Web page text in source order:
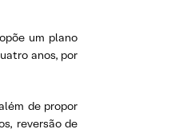
um plano
anos, por
de propor
reversão de